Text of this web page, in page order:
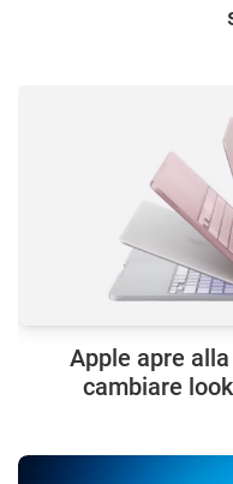
Apple apre
cambiare